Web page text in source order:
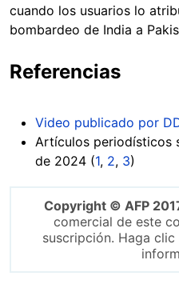
cuando los usuarios lo
bombardeo de India a
Referencias
Video publicado por
Artículos periodísticos
de 2024 (1, 2, 3)
Copyright © AFP
comercial de este
suscripción. Haga clic